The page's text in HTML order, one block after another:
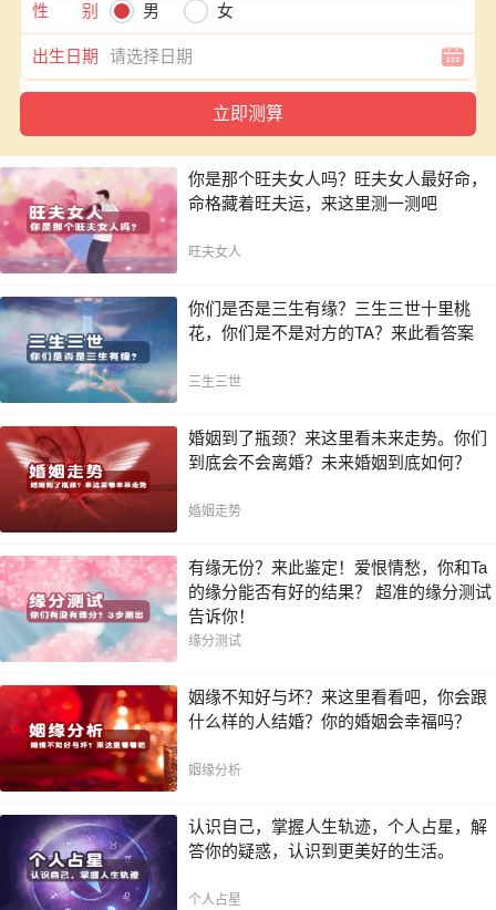
性 别 男 女
出生日期
你是那个旺夫女人吗？旺夫女人最好命，
命格藏着旺夫运，来这里测一测吧
旺夫女人
你们是否是三生有缘？三生三世十里桃
花，你们是不是对方的TA？来此看答案
三生三世
婚姻到了瓶颈？来这里看未来走势。你们
到底会不会离婚？未来婚姻到底如何？
婚姻走势
有缘无份？来此鉴定！爱恨情愁，你和Ta
的缘分能否有好的结果？ 超准的缘分测试
告诉你！
缘分测试
姻缘不知好与坏？来这里看看吧，你会跟
什么样的人结婚？你的婚姻会幸福吗？
姻缘分析
认识自己，掌握人生轨迹，个人占星，解
答你的疑惑，认识到更美好的生活。
个人占星